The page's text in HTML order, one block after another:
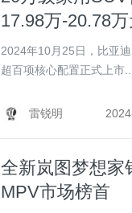
17.98万-20.78
2024年10月25日，比亚
超百项核心配置正式上市
雷锐明
全新岚图梦想家
MPV市场榜首